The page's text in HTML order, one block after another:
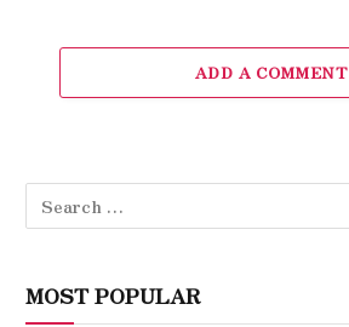
ADD A COMMENT
MOST POPULAR